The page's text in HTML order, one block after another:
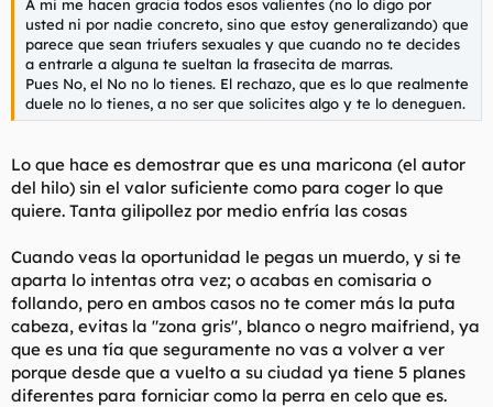
A mi me hacen gracia todos esos valientes (no lo digo por
usted ni por nadie concreto, sino que estoy generalizando) que
parece que sean triufers sexuales y que cuando no te decides
a entrarle a alguna te sueltan la frasecita de marras.
Pues No, el No no lo tienes. El rechazo, que es lo que realmente
duele no lo tienes, a no ser que solicites algo y te lo deneguen.
Lo que hace es demostrar que es una maricona (el autor
del hilo) sin el valor suficiente como para coger lo que
quiere. Tanta gilipollez por medio enfría las cosas
Cuando veas la oportunidad le pegas un muerdo, y si te
aparta lo intentas otra vez; o acabas en comisaria o
follando, pero en ambos casos no te comer más la puta
cabeza, evitas la "zona gris", blanco o negro maifriend, ya
que es una tía que seguramente no vas a volver a ver
porque desde que a vuelto a su ciudad ya tiene 5 planes
diferentes para forniciar como la perra en celo que es.